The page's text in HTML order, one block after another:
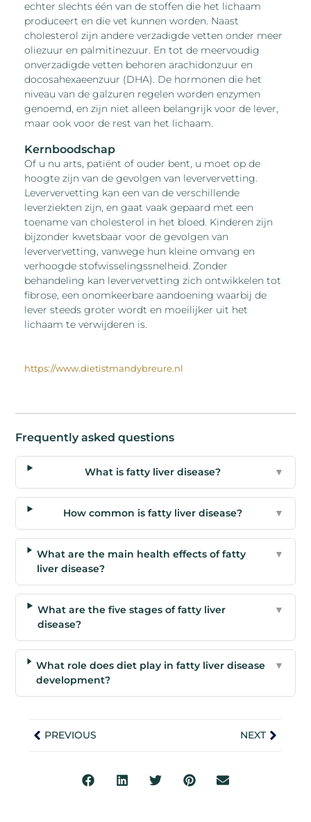
echter slechts één van de stoffen die het lichaam
produceert en die vet kunnen worden. Naast
cholesterol zijn andere verzadigde vetten onder meer
oliezuur en palmitinezuur. En tot de meervoudig
onverzadigde vetten behoren arachidonzuur en
docosahexaeenzuur (DHA). De hormonen die het
niveau van de galzuren regelen worden enzymen
genoemd, en zijn niet alleen belangrijk voor de lever,
maar ook voor de rest van het lichaam.
Kernboodschap
Of u nu arts, patiënt of ouder bent, u moet op de
hoogte zijn van de gevolgen van leververvetting.
Leververvetting kan een van de verschillende
leverziekten zijn, en gaat vaak gepaard met een
toename van cholesterol in het bloed. Kinderen zijn
bijzonder kwetsbaar voor de gevolgen van
leververvetting, vanwege hun kleine omvang en
verhoogde stofwisselingssnelheid. Zonder
behandeling kan leververvetting zich ontwikkelen tot
fibrose, een onomkeerbare aandoening waarbij de
lever steeds groter wordt en moeilijker uit het
lichaam te verwijderen is.
https://www.dietistmandybreure.nl
Frequently asked questions
What is fatty liver disease? ▼
How common is fatty liver disease? ▼
What are the main health effects of fatty
liver disease?
▼
What are the five stages of fatty liver
disease?
▼
What role does diet play in fatty liver disease
development?
▼
PREVIOUS NEXT